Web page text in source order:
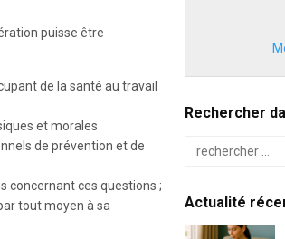
puisse être
de la santé au travail
et morales
de prévention et de
concernant ces questions ;
tout moyen à sa
Rechercher
Actualité